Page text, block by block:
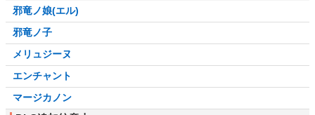
邪竜ノ娘(エル)
邪竜ノ子
メリュジーヌ
エンチャント
マージカノン